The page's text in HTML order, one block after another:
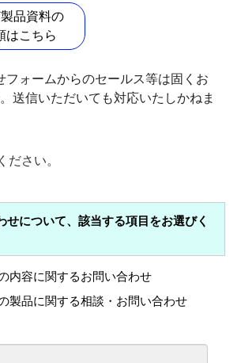
品資料の
はこちら
ォームからのセールス等は固くお
送信いただいても対応いたしかねま
ださい。
せについて、該当する項目をお選びく
内容に関するお問い合わせ
製品に関する相談・お問い合わせ